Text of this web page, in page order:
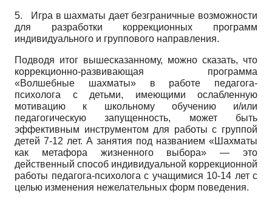
5.
Игра в шахматы дает безграничные возможности
для разработки коррекционных программ
индивидуального и группового направления.
Подводя итог вышесказанному, можно сказать, что
коррекционно-развивающая программа
«Волшебные шахматы» в работе педагога-
психолога с детьми, имеющими ослабленную
мотивацию к школьному обучению и/или
педагогическую запущенность, может быть
эффективным инструментом для работы с группой
детей 7-12 лет. А занятия под названием «Шахматы
как метафора жизненного выбора» — это
действенный способ индивидуальной коррекционной
работы педагога-психолога с учащимися 10-14 лет с
целью изменения нежелательных форм поведения.